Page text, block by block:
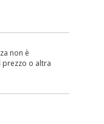
non è
prezzo o altra